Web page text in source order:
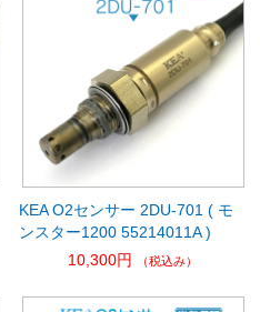
KEA O2センサー 2DU-701 ( モ
ンスター1200 55214011A )
10,300円
（税込み）